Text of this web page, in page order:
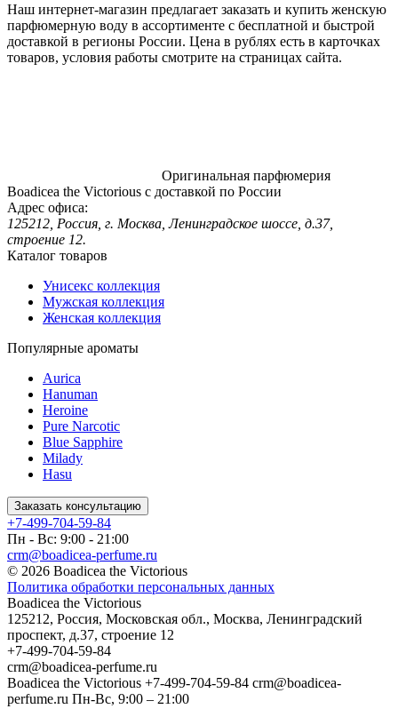
Наш интернет-магазин предлагает заказать и купить женскую
парфюмерную воду в ассортименте с бесплатной и быстрой
доставкой в регионы России. Цена в рублях есть в карточках
товаров, условия работы смотрите на страницах сайта.
Оригинальная парфюмерия
Boadicea the Victorious с доставкой по России
Адрес офиса:
125212, Россия, г. Москва, Ленинградское шоссе, д.37,
строение 12.
Каталог товаров
Унисекс коллекция
Мужская коллекция
Женская коллекция
Популярные ароматы
Aurica
Hanuman
Heroine
Pure Narcotic
Blue Sapphire
Milady
Hasu
Заказать консультацию
+7-499-704-59-84
Пн - Вс: 9:00 - 21:00
crm@boadicea-perfume.ru
© 2026 Boadicea the Victorious
Политика обработки персональных данных
Boadicea the Victorious
125212, Россия, Московская обл., Москва, Ленинградский
проспект, д.37, строение 12
+7-499-704-59-84
crm@boadicea-perfume.ru
Boadicea the Victorious +7-499-704-59-84 crm@boadicea-
perfume.ru Пн-Вс, 9:00 – 21:00